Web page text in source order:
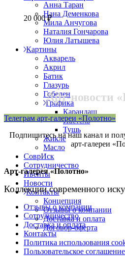
Анна Таран
Нана Деменкова
Мила Анчугова
Наталия Гончарова
Юлия Латышева
Картины
Акварель
Акрил
Батик
Глазурь
Гобелен
Графика
Карандаш
Пастель
Тушь
Жикле
Масло
СоврИск
Сотрудничество
Ивенты
Новости
Контакты
Концепция
Отзывы о компании
Доставка и оплата
Договор-оферта
20 000₽
Арт-новости
Телеграм арт-галереи «Полотно»
Подпишитесь на наш канал и
арт-галереи
Арт-галерея «Полотно»
Коллекции современного
Отзывы о компании
Сотрудничество
Доставка и оплата
Контакты
Политика использования
Пользовательское